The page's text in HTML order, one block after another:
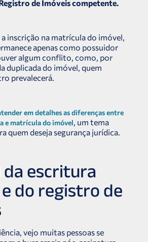
de Imóveis competente.
a inscrição na matrícula do imóvel,
apenas como possuidor
algum conflito, como, por
duplicada do imóvel, quem
prevalecerá.
em detalhes as diferenças entre
e matrícula do imóvel, um tema
quem deseja segurança jurídica.
da escritura
do registro de
vejo muitas pessoas se